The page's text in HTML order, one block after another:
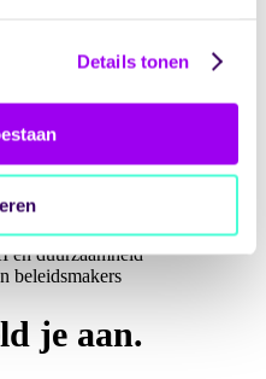
Details tonen
én welke risico’s er zijn.
en praktische tips voor
en duurzaamheid
beleidsmakers
je aan.